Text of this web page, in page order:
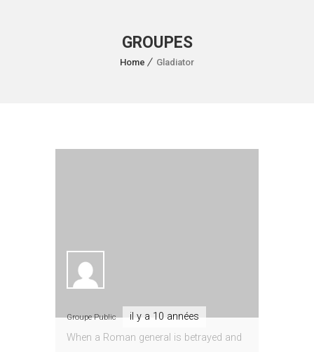
GROUPES
Home Gladiator
Groupe Public
il y a 10 années
When a Roman general is betrayed and